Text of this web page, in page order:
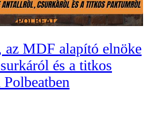
MDF alapító elnöke
és a titkos